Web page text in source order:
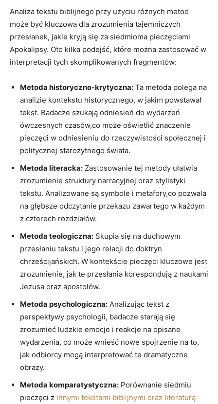
Analiza‍ tekstu ​biblijnego przy użyciu różnych metod
może być‌ kluczowa⁣ dla zrozumienia ​tajemniczych
przesłanek, jakie kryją⁣ się za siedmioma pieczęciami
Apokalipsy. Oto kilka podejść, ‌które można zastosować w
interpretacji tych skomplikowanych fragmentów:
Metoda historyczno-krytyczna: Ta metoda polega na
analizie‍ kontekstu historycznego, w‌ jakim powstawał⁢
tekst. Badacze szukają odniesień do wydarzeń
ówczesnych czasów,co może oświetlić znaczenie
pieczęci w⁤ odniesieniu ⁤do rzeczywistości społecznej i
politycznej starożytnego‌ świata.
Metoda ​literacka: Zastosowanie tej metody ułatwia
zrozumienie struktury narracyjnej⁢ oraz stylistyki
tekstu. Analizowane‍ są symbole⁢ i metafory,co pozwala
‌na ​głębsze odczytanie przekazu zawartego w każdym
z czterech rozdziałów.
Metoda teologiczna: Skupia się na‌ duchowym
‍przesłaniu⁢ tekstu​ i⁢ jego relacji do doktryn
chrześcijańskich. W kontekście pieczęci kluczowe jest
zrozumienie, jak te przesłania korespondują ⁤z naukami⁢
Jezusa ⁣oraz‌ apostołów.
Metoda psychologiczna: Analizując tekst z
⁤perspektywy psychologii, ​badacze‍ starają się
zrozumieć ludzkie emocje i reakcje na opisane
wydarzenia,⁣ co może wnieść nowe spojrzenie na to,
jak odbiorcy mogą‌ interpretować te dramatyczne
obrazy.
Metoda⁣ komparatystyczna: Porównanie ‍siedmiu
pieczęci z innymi tekstami biblijnymi oraz literaturą